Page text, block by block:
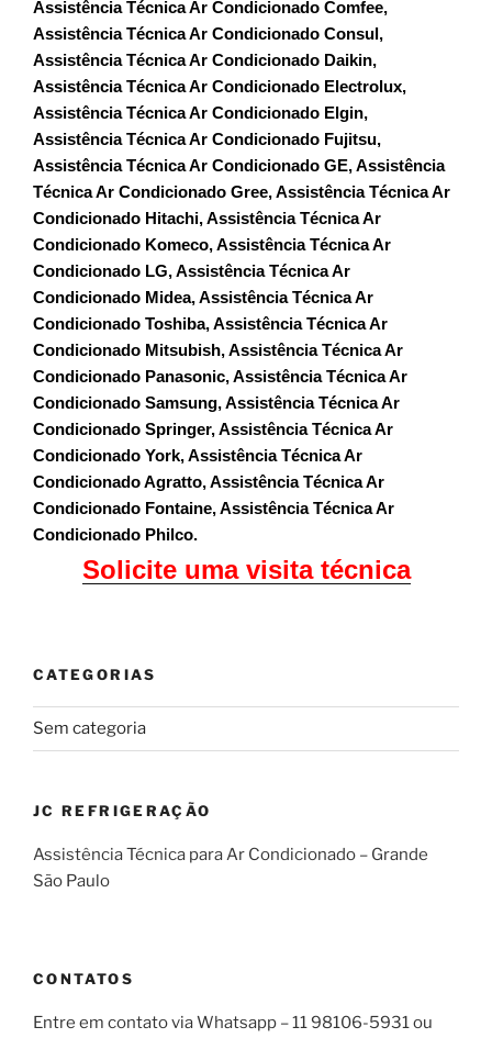
Assistência Técnica Ar Condicionado Comfee,
Assistência Técnica Ar Condicionado Consul,
Assistência Técnica Ar Condicionado Daikin,
Assistência Técnica Ar Condicionado Electrolux,
Assistência Técnica Ar Condicionado Elgin,
Assistência Técnica Ar Condicionado Fujitsu,
Assistência Técnica Ar Condicionado GE, Assistência
Técnica Ar Condicionado Gree, Assistência Técnica Ar
Condicionado Hitachi, Assistência Técnica Ar
Condicionado Komeco, Assistência Técnica Ar
Condicionado LG, Assistência Técnica Ar
Condicionado Midea, Assistência Técnica Ar
Condicionado Toshiba, Assistência Técnica Ar
Condicionado Mitsubish, Assistência Técnica Ar
Condicionado Panasonic, Assistência Técnica Ar
Condicionado Samsung, Assistência Técnica Ar
Condicionado Springer, Assistência Técnica Ar
Condicionado York, Assistência Técnica Ar
Condicionado Agratto, Assistência Técnica Ar
Condicionado Fontaine, Assistência Técnica Ar
Condicionado Philco.
Solicite uma visita técnica
CATEGORIAS
Sem categoria
JC REFRIGERAÇÃO
Assistência Técnica para Ar Condicionado – Grande
São Paulo
CONTATOS
Entre em contato via Whatsapp – 11 98106-5931 ou